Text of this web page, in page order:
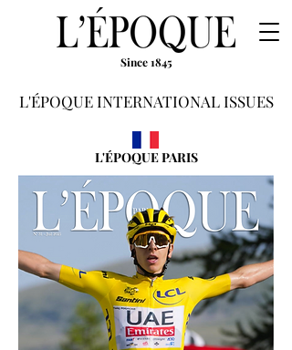
Since 1845
L'ÉPOQUE INTERNATIONAL ISSUES
L'ÉPOQUE PARIS